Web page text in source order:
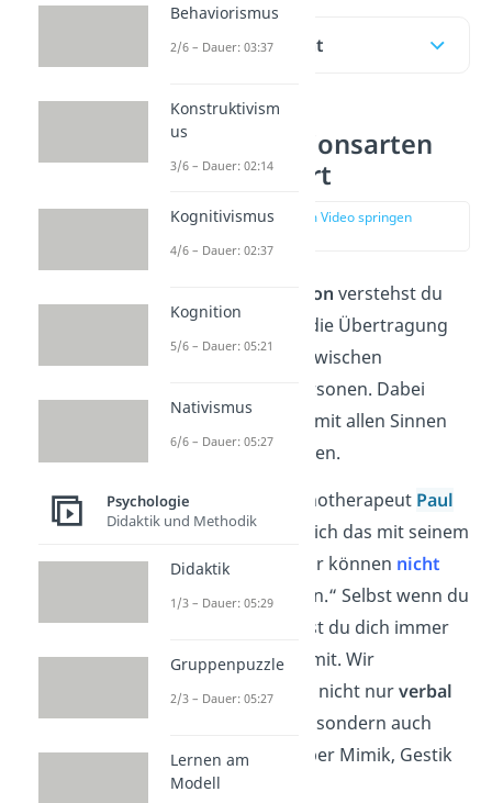
Inhaltsübersicht
Kommunikationsarten
einfach erklärt
zur Stelle im Video springen
Kommunikation verstehst du
den Austausch und die Übertragung
von Informationen zwischen
mindestens zwei Personen. Dabei
kann der Austausch mit allen Sinnen
aufgenommen werden.
Philosoph und Psychotherapeut Paul
Watzlawickverdeutlich das mit seinem
berühmten Satz: „Wir können nicht
nichtkommunizieren.“ Selbst wenn du
kein Wort sagst, teilst du dich immer
anderen Menschen mit. Wir
kommunizieren also nicht nurverbal
(Fakten, Gedanken), sondern auch
nonverbal— also über Mimik, Gestik
und Körperhaltung.
Behaviorismus
2/6 – Dauer: 03:37
Konstruktivism
us
3/6 – Dauer: 02:14
Kognitivismus
4/6 – Dauer: 02:37
Kognition
5/6 – Dauer: 05:21
Nativismus
6/6 – Dauer: 05:27
Psychologie
Didaktik und Methodik
Didaktik
1/3 – Dauer: 05:29
Gruppenpuzzle
2/3 – Dauer: 05:27
Lernen am
Modell